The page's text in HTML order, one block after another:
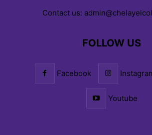
Contact us:
FOLLOW US
Facebook
Youtube